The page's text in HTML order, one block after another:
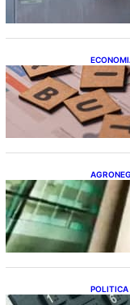
Após
POLITICA